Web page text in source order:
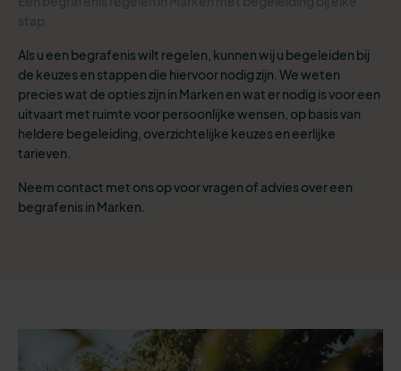
Als u een begrafenis wilt regelen, kunnen wij u begeleiden bij
de keuzes en stappen die hiervoor nodig zijn. We weten
precies wat de opties zijn in Marken en wat er nodig is voor een
uitvaart met ruimte voor persoonlijke wensen, op basis van
heldere begeleiding, overzichtelijke keuzes en eerlijke
tarieven.
Neem contact met ons op voor vragen of advies over een
begrafenis in Marken.